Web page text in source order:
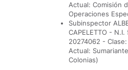
Actual: Comisión
Operaciones
Subinspector
CAPELETTO -
20274062 -
Actual:
Colonias)